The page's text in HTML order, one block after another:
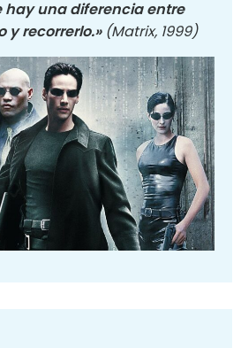
hay una diferencia entre
y recorrerlo.» (Matrix, 1999)